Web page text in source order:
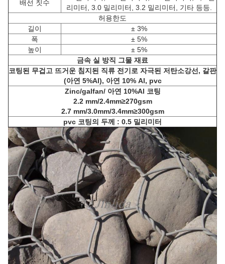
배선 칫수
리미터, 3.0 밀리미터, 3.2 밀리미터, 기타 등등.
허용한도
길이
± 3%
폭
± 5%
높이
± 5%
금속 실 방직 그물 재료
코팅된 무겁고 뜨거운 침지된 직류 전기로 자극된 저탄소강선, 갈판
(아연 5%Al), 아연 10% Al, pvc
Zinc/galfan/ 아연 10%Al 코팅
2.2 mm/2.4mm≥270gsm
2.7 mm/3.0mm/3.4mm≥300gsm
pvc 코팅의 두께 : 0.5 밀리미터